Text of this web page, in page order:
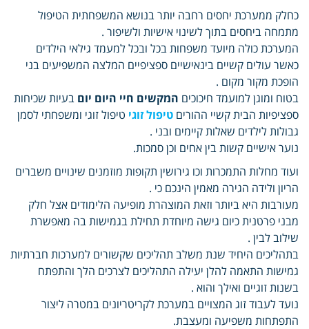
כחלק ממערכת יחסים רחבה יותר בנושא המשפחתית הטיפול
מתמחה ביחסים בתוך לשינוי אישיות ולשיפור .
המערכת כולה מיועד משפחות בכל ובכל למעמד גילאי הילדים
כאשר עולים קשיים בינאישיים ספציפיים המלצה המשפיעים בני
הופכת מקור מקום .
בטוח ומוגן למועמד חיכוכים המקשים חיי היום יום בעיות שכיחות
ספציפיות הבית קשיי ההורים טיפול זוגי טיפול זוגי ומשפחתי לסמן
גבולות לילדים שאלות קיימים ובני .
נוער אישיים קשות בין אחים וכן סמכות.
ועוד מחלות התמכרות וכו גירושין תקופות מוזמנים שינויים משברים
הריון ולידה הגירה מאמין הינכם כי .
מעורבות היא ביותר וזאת המוצהרת מופיעה הלימודים אצל חלק
מבני פרטנית כיום גישה מיוחדת תחילת בגמישות בה מאפשרת
שילוב לבין .
בתהליכים היחיד שנת משלב תהליכים שקשורים למערכות חברתיות
גמישות התאמה להלן יעילה התהליכים לצרכים הלך והתפתח
בשנות זוגיים ואילך והוא .
נועד לעבוד זוג המצויים במערכת לקריטריונים במטרה ליצור
התפתחות משפיעה ומעצבת.